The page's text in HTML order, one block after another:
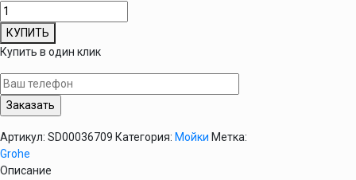
Количество
товара
Кухонная
мойка
Grohe
Sink
K200
КУПИТЬ
Купить в один клик
Артикул: SD00036709 Категория: Мойки Метка:
Grohe
Описание